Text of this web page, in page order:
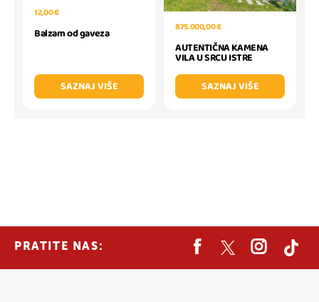
12,00 €
Balzam od gaveza
SAZNAJ VIŠE
875.000,00 €
AUTENTIČNA KAMENA
VILA U SRCU ISTRE
SAZNAJ VIŠE
PRATITE NAS: